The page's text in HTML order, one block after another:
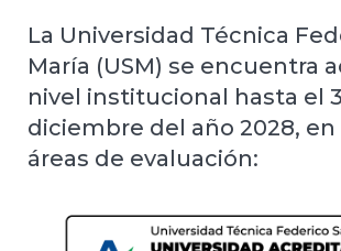
La Universidad Técnica
María (USM) se encuentra
nivel institucional hasta el
diciembre del año 2028, en
áreas de evaluación: